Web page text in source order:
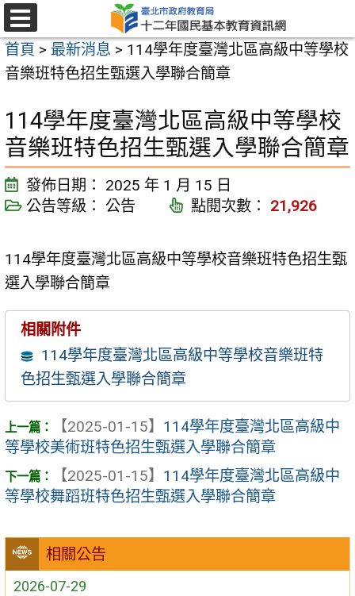
跳
至
主
要
容
區
選
單
首頁 > 最新消息 > 114學年度臺灣北區高級中等學校
音樂班特色招生甄選入學聯合簡章
相關公告
2026-07-29
114學年度臺灣北區高級中等學校
音樂班特色招生甄選入學聯合簡章
發佈日期：
2025 年 1 月 15 日
公告等級：
公告 點閱次數： 21,926
114學年度臺灣北區高級中等學校音樂班特色招生甄
選入學聯合簡章
相關附件
114學年度臺灣北區高級中等學校音樂班特
色招生甄選入學聯合簡章
【2025-01-15】 114學年度臺灣北區高級中
等學校美術班特色招生甄選入學聯合簡章
【2025-01-15】 114學年度臺灣北區高級中
等學校舞蹈班特色招生甄選入學聯合簡章